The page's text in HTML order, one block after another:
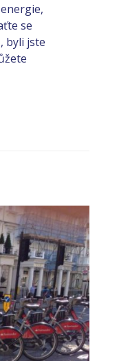
se
byli jste